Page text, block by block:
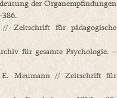
der Organempfindungen
Zeitschrift für pädagogische
für gesamte Psychologie. –
E. Meumann // Zeitschrift für